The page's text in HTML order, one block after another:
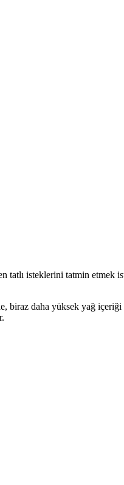
tatlı isteklerini tatmin etmek
biraz daha yüksek yağ